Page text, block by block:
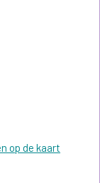
op de kaart